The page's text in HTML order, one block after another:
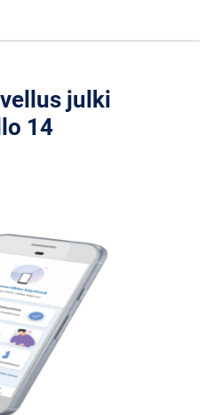
julki
14